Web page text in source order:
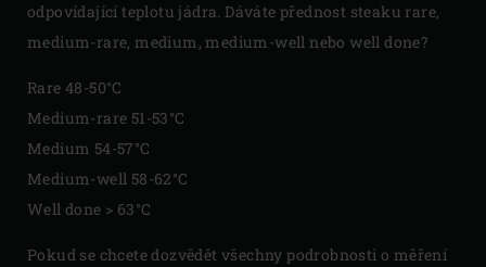
odpovídající teplotu jádra. Dáváte přednost steaku rare,
medium-rare, medium, medium-well nebo well done?
Rare 48-50°C
Medium-rare 51-53°C
Medium 54-57°C
Medium-well 58-62°C
Well done > 63°C
Pokud se chcete dozvědět všechny podrobnosti o měření